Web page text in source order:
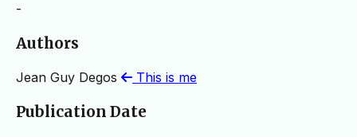
-
Authors
Jean Guy Degos This is me
Publication Date